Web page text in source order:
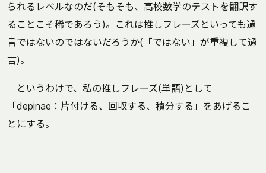
られるレベルなのだ(そもそも、高校数学のテストを翻訳す
ることこそ稀であろう)。これは推しフレーズといっても過
言ではないのではないだろうか(「ではない」が重複して過
言)。
というわけで、私の推しフレーズ(単語)として
「depinae：片付ける、回収する、積分する」をあげるこ
とにする。